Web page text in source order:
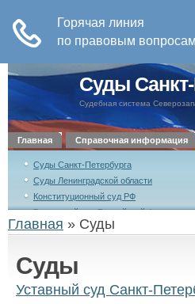
Суды Санкт-
Судебная система
Главная Справочная информация
Суды Санкт-Петербурга
Суды Ленинградской области
Конституционный суд РФ
Верховный суд Российской Федерации
Уставный суд Санкт-Петербурга
Главная » Суды
Суды
Уставный суд Санкт-